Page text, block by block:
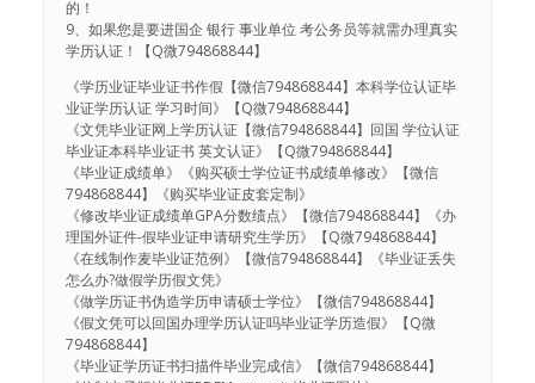
的！
9、如果您是要进国企 银行 事业单位 考公务员等就需办理真实
学历认证！【Q微794868844】
《学历业证毕业证书作假【微信794868844】本科学位认证毕
业证学历认证 学习时间》【Q微794868844】
《文凭毕业证网上学历认证【微信794868844】回国 学位认证
毕业证本科毕业证书 英文认证》【Q微794868844】
《毕业证成绩单》《购买硕士学位证书成绩单修改》【微信
794868844】《购买毕业证皮套定制》
《修改毕业证成绩单GPA分数绩点》【微信794868844】《办
理国外证件-假毕业证申请研究生学历》【Q微794868844】
《在线制作麦毕业证范例》【微信794868844】《毕业证丢失
怎么办?做假学历假文凭》
《做学历证书伪造学历申请硕士学位》【微信794868844】
《假文凭可以回国办理学历认证吗毕业证学历造假》【Q微
794868844】
《毕业证学历证书扫描件毕业完成信》【微信794868844】